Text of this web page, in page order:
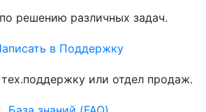
решению различных задач.
в Поддержку
или отдел продаж.